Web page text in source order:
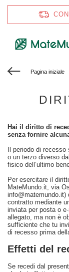
Pagina iniziale
Hai il diritto di
senza fornire
Il periodo di
o un terzo diverso
fisico dell’ultimo
Per esercitare il
MateMundo.it, via
info@matemundo.it)
contratto mediante
inviata per posta o
allegato, ma non è
sufficiente che tu
di recesso prima
Effetti del
Se recedi dal